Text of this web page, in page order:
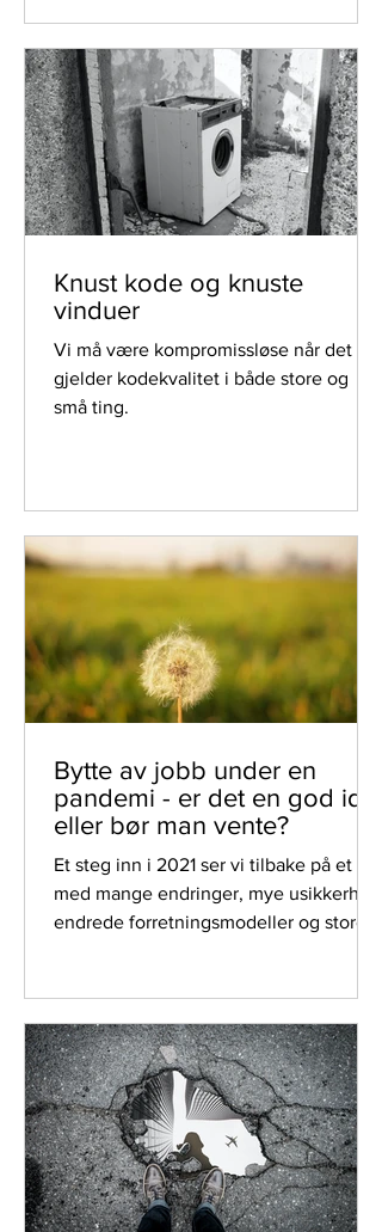
og mangfoldig. En av de mest
fremtredende truslene er
cyberkriminalitet, som omfatter alt fra
datainnbrudd og datatyveri til
løsepengevirus, angrep og økonomisk
svindel. Disse angrepene kan ha
ødeleggende konsekvense
Knust kode og knuste
vinduer
Vi må være kompromissløse når det
gjelder kodekvalitet i både store og
små ting.
Bytte av jobb under en
pandemi - er det en god idé
eller bør man vente?
Et steg inn i 2021 ser vi tilbake på et år
med mange endringer, mye usikkerhet,
endrede forretningsmodeller og store
bransjer, både negative og positive.
Med store svingninger i
arbeidsmarkedet er det naturlig å stille
spørsmål om dette er rette tiden for å
bytte jobb, eller om man skal sitte stille
i båten til uværet har lagt seg. I denne
artikkelen kommer våre tanke